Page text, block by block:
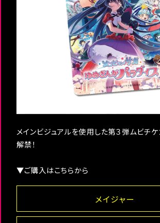
メインビジュアルを使用した第３弾ムビチ
解禁！
▼ご購入はこちらから
メイジャー